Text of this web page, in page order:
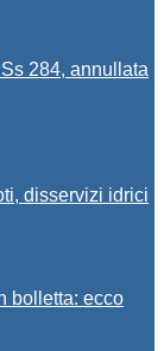
284, annullata
disservizi idrici
bolletta: ecco